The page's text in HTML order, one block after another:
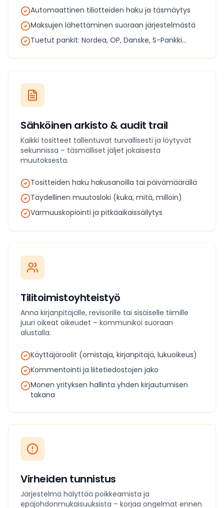
Automaattinen tiliotteiden haku ja täsmäytys
Maksujen lähettäminen suoraan järjestelmästä
Tuetut pankit: Nordea, OP, Danske, S-Pankki...
Sähköinen arkisto & audit trail
Kaikki tositteet tallentuvat turvallisesti ja löytyvät
sekunnissa – täsmälliset jäljet jokaisesta
muutoksesta.
Tositteiden haku hakusanoilla tai päivämäärällä
Täydellinen muutosloki (kuka, mitä, milloin)
Varmuuskopiointi ja pitkäaikaissäilytys
Tilitoimistoyhteistyö
Anna kirjanpitäjälle, revisorille tai sisäiselle tiimille
juuri oikeat oikeudet – kommunikoi suoraan
alustalla.
Käyttäjäroolit (omistaja, kirjanpitäjä, lukuoikeus)
Kommentointi ja liitetiedostojen jako
Monen yrityksen hallinta yhden kirjautumisen
takana
Virheiden tunnistus
Järjestelmä hälyttää poikkeamista ja
epäjohdonmukaisuuksista – korjaa ongelmat ennen